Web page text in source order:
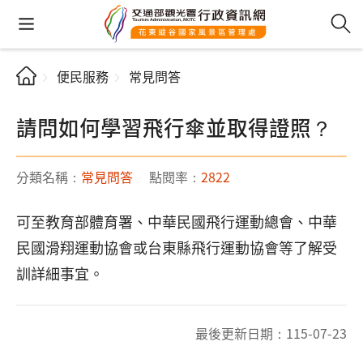
便民服務 常見問答
請問如何學習飛行傘並取得證照？
分類名稱： 常見問答 點閱率： 2822
可至教育部體育署、中華民國飛行運動總會、中華
民國滑翔運動協會或台東縣飛行運動協會等了解受
訓詳細事宜。
最後更新日期： 115-07-23